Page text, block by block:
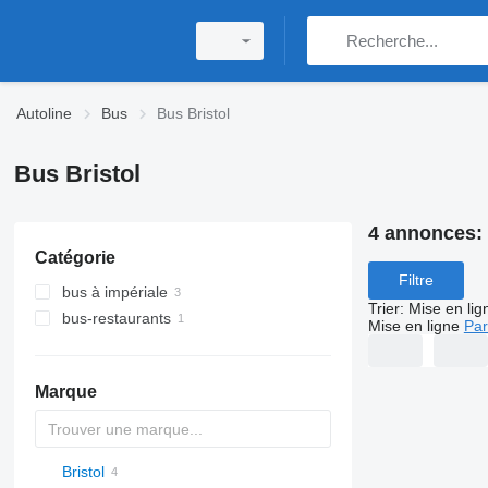
Autoline Bus Bus Bristol
Bus Bristol
Catégorie
bus à impériale
bus-restaurants
Marque
D-093
A10
Probus
Maestro
Aura
Futura
Bristol
4 annonces:
Filtre
Trier: Mise en
Mise en ligne